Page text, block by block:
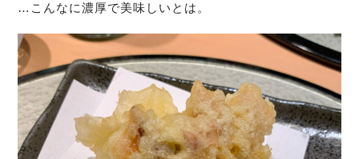
…こんなに濃厚で美味しいとは。